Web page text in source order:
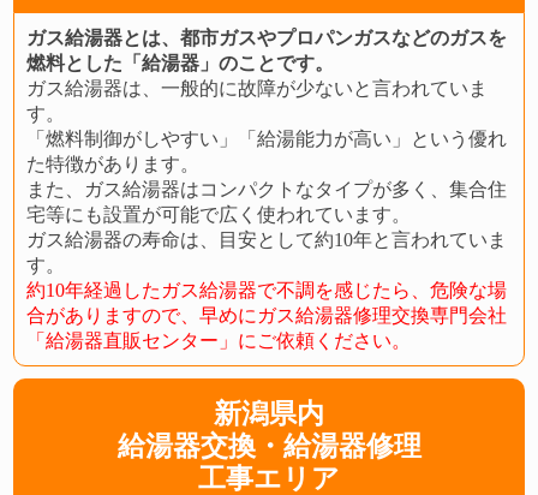
ガス給湯器とは、都市ガスやプロパンガスなどのガスを
燃料とした「給湯器」のことです。
ガス給湯器は、一般的に故障が少ないと言われていま
す。
「燃料制御がしやすい」「給湯能力が高い」という優れ
た特徴があります。
また、ガス給湯器はコンパクトなタイプが多く、集合住
宅等にも設置が可能で広く使われています。
ガス給湯器の寿命は、目安として約10年と言われていま
す。
約10年経過したガス給湯器で不調を感じたら、危険な場
合がありますので、早めにガス給湯器修理交換専門会社
「給湯器直販センター」にご依頼ください。
新潟県内
給湯器交換・給湯器修理
工事エリア